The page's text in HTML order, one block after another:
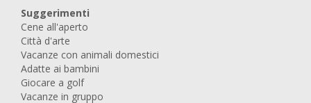
Suggerimenti
Cene all'aperto
Città d'arte
Vacanze con animali domestici
Adatte ai bambini
Giocare a golf
Vacanze in gruppo